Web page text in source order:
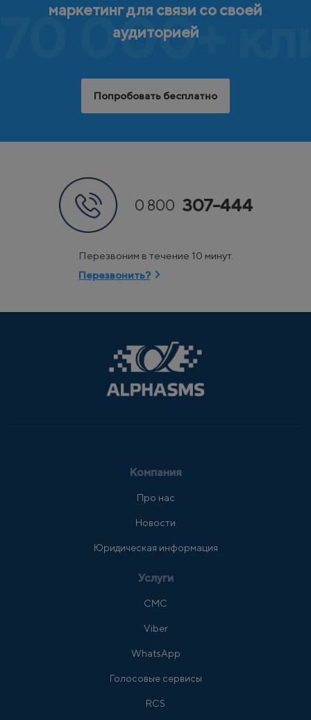
70 000+
маркетинг для связи со своей
аудиторией
Попробовать бесплатно
0 800 307-444
Перезвоним в течение 10 минут.
Перезвонить?
Компания
Про нас
Новости
Юридическая информация
Услуги
СМС
Viber
WhatsApp
Голосовые сервисы
RCS